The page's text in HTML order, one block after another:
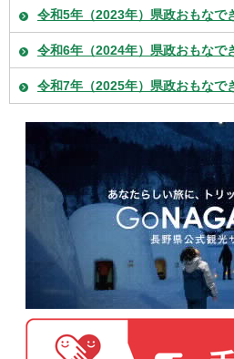
令和5年（2023年）県政おもなで
令和6年（2024年）県政おもなで
令和7年（2025年）県政おもなで